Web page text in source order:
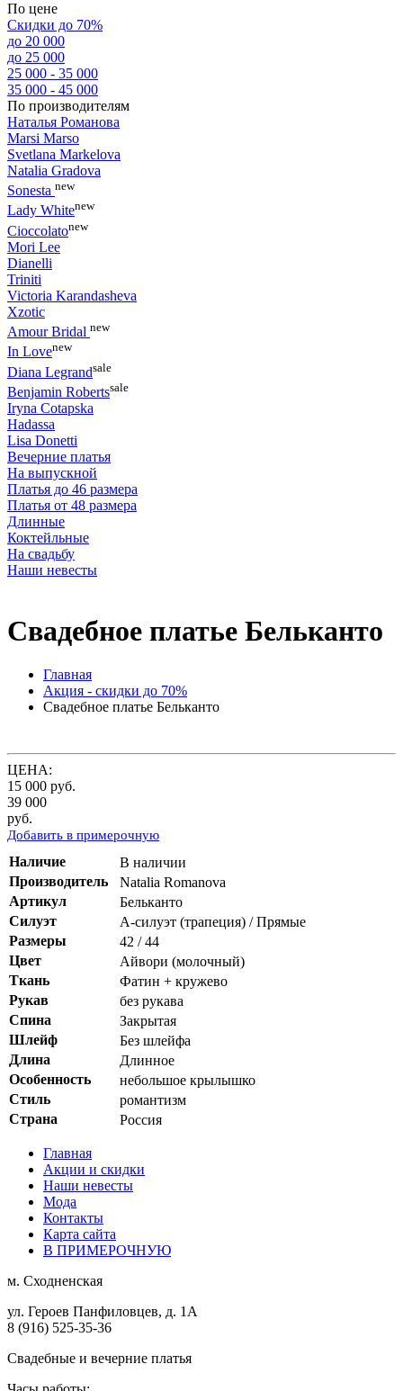
По цене
Скидки до 70%
до 20 000
до 25 000
25 000 - 35 000
35 000 - 45 000
По производителям
Наталья Романова
Marsi Marsо
Svetlana Markelova
Natalia Gradova
Sonesta new
Lady Whitenew
Cioccolatonew
Mori Lee
Dianelli
Triniti
Victoria Karandasheva
Xzotic
Amour Bridal new
In Lovenew
Diana Legrandsale
Benjamin Robertssale
Iryna Cotapska
Hadassa
Lisa Donetti
Вечерние платья
На выпускной
Платья до 46 размера
Платья от 48 размера
Длинные
Коктейльные
На свадьбу
Наши невесты
Свадебное платье Бельканто
Главная
Акция - скидки до 70%
Свадебное платье Бельканто
ЦЕНА:
15 000 руб.
39 000
руб.
Добавить в примерочную
Наличие
В наличии
Производитель
Natalia Romanova
Артикул
Бельканто
Силуэт
А-силуэт (трапеция) / Прямые
Размеры
42 / 44
Цвет
Айвори (молочный)
Ткань
Фатин + кружево
Рукав
без рукава
Спина
Закрытая
Шлейф
Без шлейфа
Длина
Длинное
Особенность
небольшое крылышко
Стиль
романтизм
Страна
Россия
Главная
Акции и скидки
Наши невесты
Мода
Контакты
Карта сайта
В ПРИМЕРОЧНУЮ
м. Сходненская
ул. Героев Панфиловцев, д. 1А
8 (916) 525-35-36
Свадебные и вечерние платья